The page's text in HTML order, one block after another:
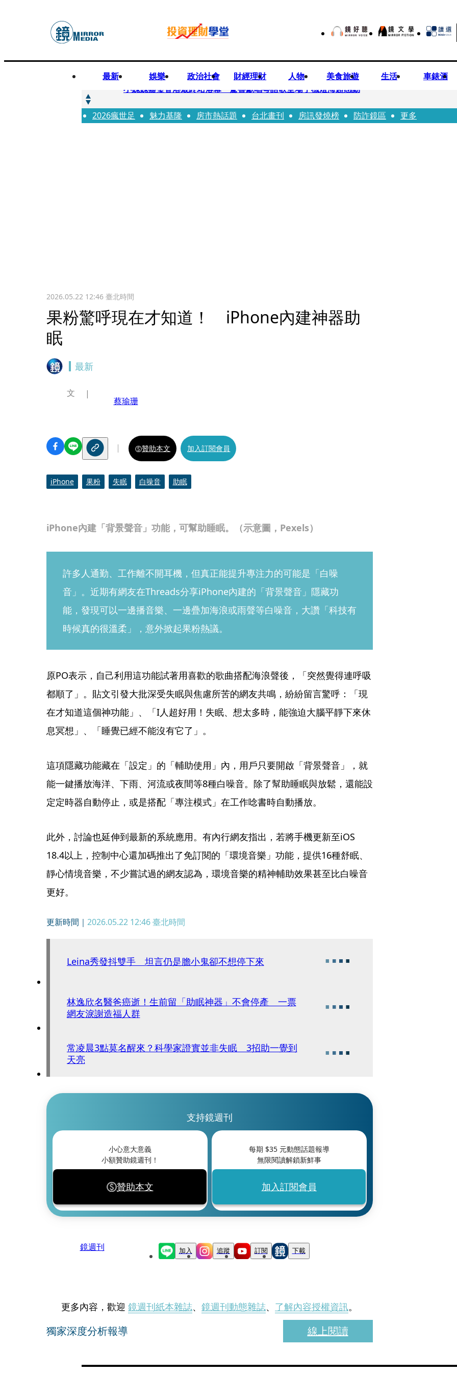
最新 娛樂 政治社會 財經理財 人物 美食旅遊 生活 車錶酒
快訊
小魏魏嘉瑩香港最終站落幕 驚喜獻唱粵語歌全場手機燈海超感動
快訊
台股明年有望挑戰5萬 杜金龍建議小資族這樣配置ETF
2026瘋世足 魅力基隆 房市熱話題 台北畫刊 房訊發燒榜 防詐鏡區 更多
2026.05.22 12:46臺北時間
果粉驚呼現在才知道！ iPhone內建神器助
眠
最新
iPhone內建「背景聲音」功能，可幫助睡眠。（示意圖，Pexels）
文
蔡瑜珊
贊助本文 加入訂閱會員
iPhone 果粉 失眠 白噪音 助眠
許多人通勤、工作離不開耳機，但真正能提升專注力的可能是「白噪
音」。近期有網友在Threads分享iPhone內建的「背景聲音」隱藏功
能，發現可以一邊播音樂、一邊疊加海浪或雨聲等白噪音，大讚「科技有
時候真的很溫柔」，意外掀起果粉熱議。
原PO表示，自己利用這功能試著用喜歡的歌曲搭配海浪聲後，「突然覺得連呼吸
都順了」。貼文引發大批深受失眠與焦慮所苦的網友共鳴，紛紛留言驚呼：「現
在才知道這個神功能」、「I人超好用！失眠、想太多時，能強迫大腦平靜下來休
息冥想」、「睡覺已經不能沒有它了」。
這項隱藏功能藏在「設定」的「輔助使用」內，用戶只要開啟「背景聲音」，就
能一鍵播放海洋、下雨、河流或夜間等8種白噪音。除了幫助睡眠與放鬆，還能設
定定時器自動停止，或是搭配「專注模式」在工作唸書時自動播放。
此外，討論也延伸到最新的系統應用。有內行網友指出，若將手機更新至iOS
18.4以上，控制中心還加碼推出了免訂閱的「環境音樂」功能，提供16種舒眠、
靜心情境音樂，不少嘗試過的網友認為，環境音樂的精神輔助效果甚至比白噪音
更好。
更新時間｜ 2026.05.22 12:46臺北時間
Leina秀發抖雙手 坦言仍是膽小鬼卻不想停下來
林逸欣名醫爸癌逝！生前留「助眠神器」不會停產 一票
網友淚謝造福人群
常凌晨3點莫名醒來？科學家證實並非失眠 3招助一覺到
天亮
支持鏡週刊
小心意大意義
小額贊助鏡週刊！
贊助本文
每期 $35元動態話題報導
無限閱讀解鎖新鮮事
加入訂閱會員
鏡週刊 加入 追蹤 訂閱 下載
更多內容，歡迎 鏡週刊紙本雜誌、 鏡週刊動態雜誌、 了解內容授權資訊。
獨家深度分析報導 線上閱讀